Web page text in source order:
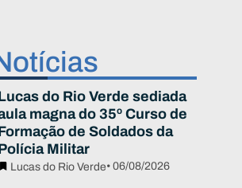
do Rio Verde sediada
magna do 35º Curso de
de Soldados da
Militar
Lucas do Rio Verde• 06/08/2026